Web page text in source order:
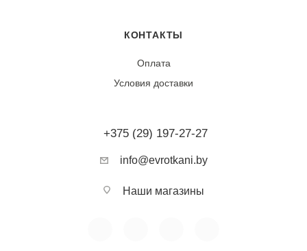
КОНТАКТЫ
Оплата
Условия доставки
+375 (29) 197-27-27
info@evrotkani.by
Наши магазины